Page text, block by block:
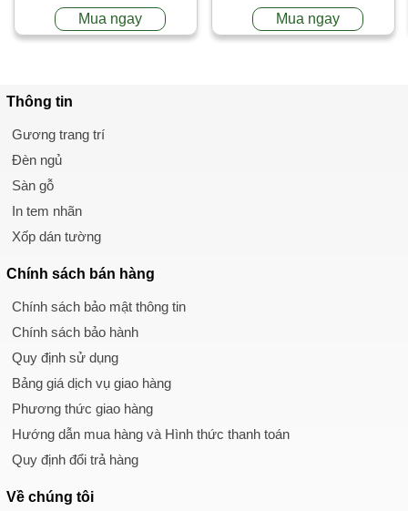
Mua ngay Mua ngay
Thông tin
Gương trang trí
Đèn ngủ
Sàn gỗ
In tem nhãn
Xốp dán tường
Chính sách bán hàng
Chính sách bảo mật thông tin
Chính sách bảo hành
Quy định sử dụng
Bảng giá dịch vụ giao hàng
Phương thức giao hàng
Hướng dẫn mua hàng và Hình thức thanh toán
Quy định đổi trả hàng
Về chúng tôi